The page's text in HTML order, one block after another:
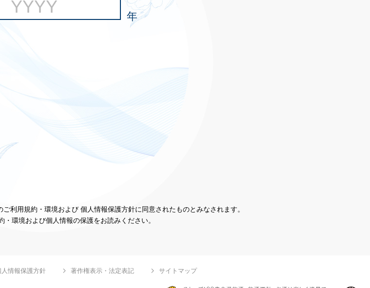
年
利用規約・環境および 個人情報保護方針に同意されたものとみなされます。
・環境および個人情報の保護をお読みください。
人情報保護方針 著作権表示・法定表記 サイトマップ